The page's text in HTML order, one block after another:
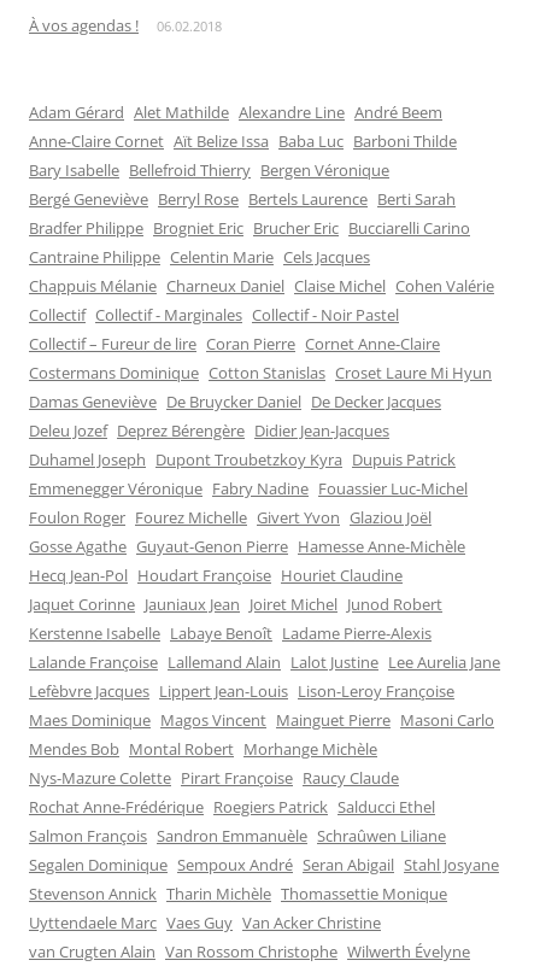
À vos agendas ! 06.02.2018
Adam Gérard Alet Mathilde Alexandre Line André Beem
Anne-Claire Cornet Aït Belize Issa Baba Luc Barboni Thilde
Bary Isabelle Bellefroid Thierry Bergen Véronique
Bergé Geneviève Berryl Rose Bertels Laurence Berti Sarah
Bradfer Philippe Brogniet Eric Brucher Eric Bucciarelli Carino
Cantraine Philippe Celentin Marie Cels Jacques
Chappuis Mélanie Charneux Daniel Claise Michel Cohen Valérie
Collectif Collectif - Marginales Collectif - Noir Pastel
Collectif – Fureur de lire Coran Pierre Cornet Anne-Claire
Costermans Dominique Cotton Stanislas Croset Laure Mi Hyun
Damas Geneviève De Bruycker Daniel De Decker Jacques
Deleu Jozef Deprez Bérengère Didier Jean-Jacques
Duhamel Joseph Dupont Troubetzkoy Kyra Dupuis Patrick
Emmenegger Véronique Fabry Nadine Fouassier Luc-Michel
Foulon Roger Fourez Michelle Givert Yvon Glaziou Joël
Gosse Agathe Guyaut-Genon Pierre Hamesse Anne-Michèle
Hecq Jean-Pol Houdart Françoise Houriet Claudine
Jaquet Corinne Jauniaux Jean Joiret Michel Junod Robert
Kerstenne Isabelle Labaye Benoît Ladame Pierre-Alexis
Lalande Françoise Lallemand Alain Lalot Justine Lee Aurelia Jane
Lefèbvre Jacques Lippert Jean-Louis Lison-Leroy Françoise
Maes Dominique Magos Vincent Mainguet Pierre Masoni Carlo
Mendes Bob Montal Robert Morhange Michèle
Nys-Mazure Colette Pirart Françoise Raucy Claude
Rochat Anne-Frédérique Roegiers Patrick Salducci Ethel
Salmon François Sandron Emmanuèle Schraûwen Liliane
Segalen Dominique Sempoux André Seran Abigail Stahl Josyane
Stevenson Annick Tharin Michèle Thomassettie Monique
Uyttendaele Marc Vaes Guy Van Acker Christine
van Crugten Alain Van Rossom Christophe Wilwerth Évelyne